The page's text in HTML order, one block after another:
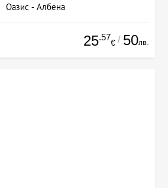
Оазис - Албена
25.57
€ / 50лв.